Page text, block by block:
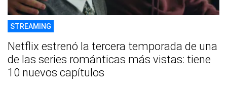
STREAMING
Netflix estrenó la tercera temporada de una
de las series románticas más vistas: tiene
10 nuevos capítulos